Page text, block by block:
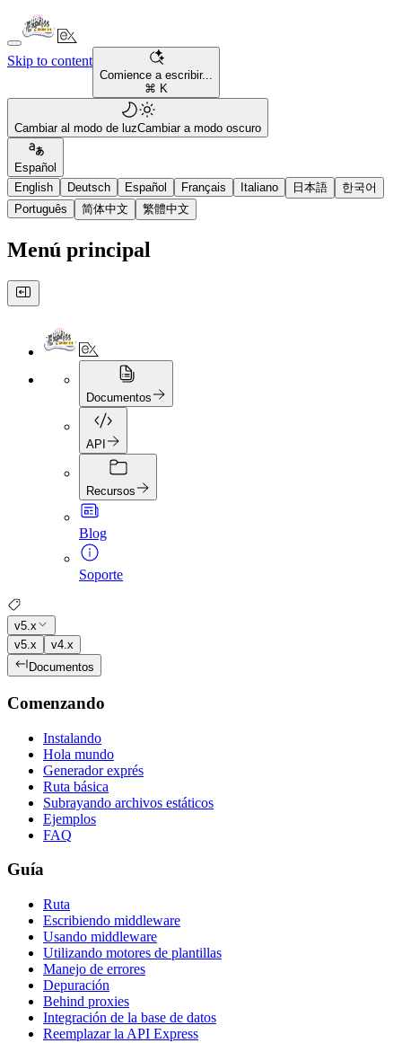
Skip to content
Comience a escribir...
⌘ K
Cambiar al modo de luzCambiar a modo oscuro
Español
English
Deutsch Español Français Italiano 日本語
한국어
Português
简体中文 繁體中文
Menú principal
Documentos
API
Recursos
Blog
Soporte
v5.x
v5.x
v4.x
Documentos
Comenzando
Instalando
Hola mundo
Generador exprés
Ruta básica
Subrayando archivos estáticos
Ejemplos
FAQ
Guía
Ruta
Escribiendo middleware
Usando middleware
Utilizando motores de plantillas
Manejo de errores
Depuración
Behind proxies
Integración de la base de datos
Reemplazar la API Express